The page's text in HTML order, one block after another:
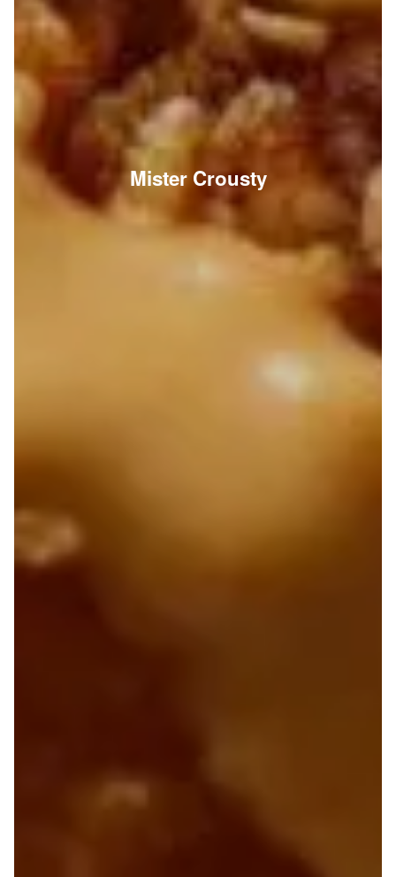
Mister Crousty